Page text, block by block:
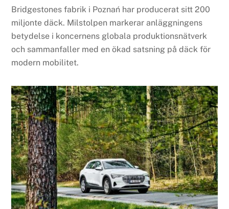
Bridgestones fabrik i Poznań har producerat sitt 200
miljonte däck. Milstolpen markerar anläggningens
betydelse i koncernens globala produktionsnätverk
och sammanfaller med en ökad satsning på däck för
modern mobilitet.